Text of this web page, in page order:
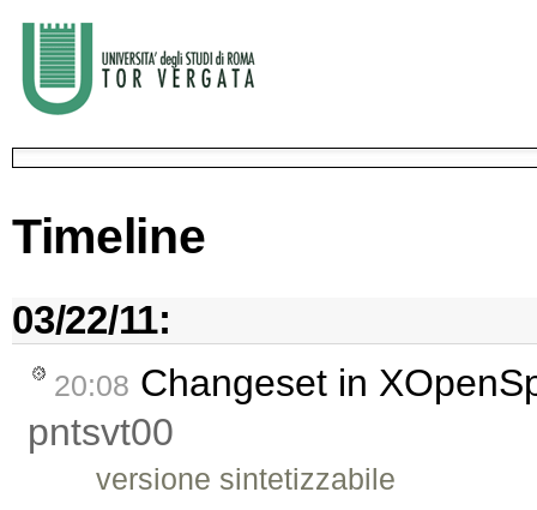
Timeline
03/22/11:
20:08 Changeset in
pntsvt00
versione sintetizzabile